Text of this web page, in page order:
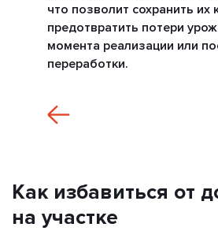
что позволит сохранить их
предотвратить потери
момента реализации или
переработки.
Как избавиться от
на участке